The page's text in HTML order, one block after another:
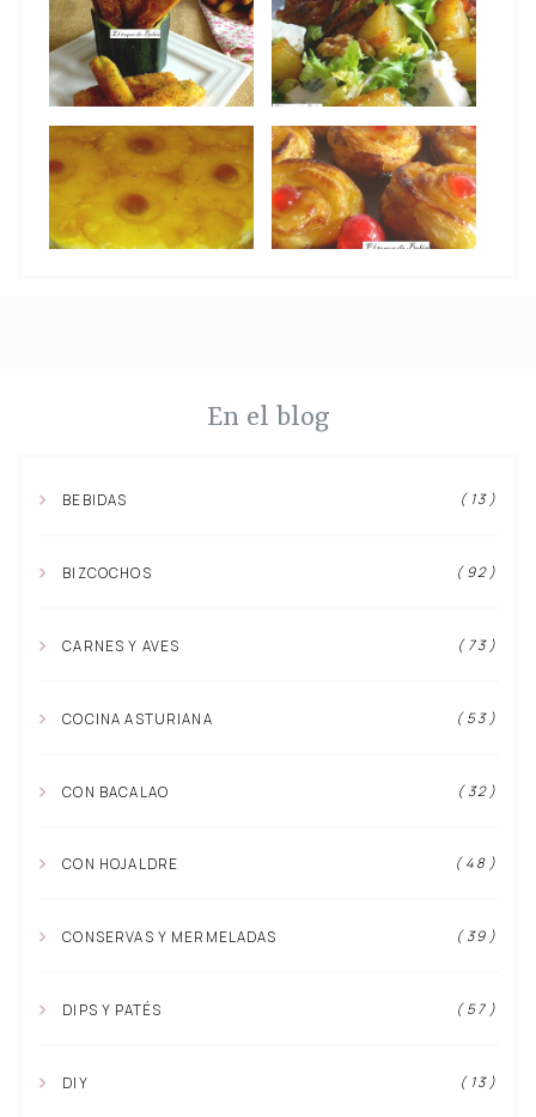
En el blog
BEBIDAS ( 13 )
BIZCOCHOS ( 92 )
CARNES Y AVES ( 73 )
COCINA ASTURIANA ( 53 )
CON BACALAO ( 32 )
CON HOJALDRE ( 48 )
CONSERVAS Y MERMELADAS ( 39 )
DIPS Y PATÉS ( 57 )
DIY ( 13 )